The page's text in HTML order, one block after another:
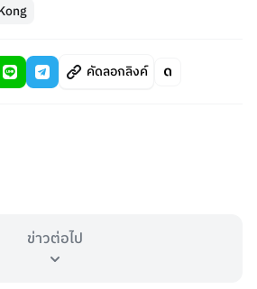
คัดลอกลิงค์
ข่าวต่อไป